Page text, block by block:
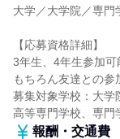
大学／大学院／専門
【応募資格詳細】
3年生、4年生参加可
もちろん友達との参
募集対象学校：大学
高等専門学校、専門
報酬・交通費